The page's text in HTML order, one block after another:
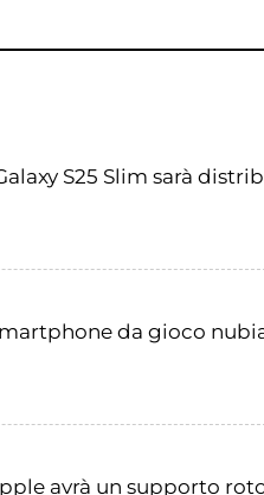
S25 Slim sarà
da gioco
avrà un supporto